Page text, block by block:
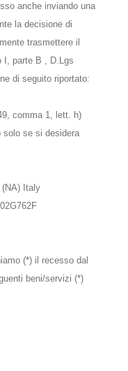
anche inviando una
la decisione di
trasmettere il
I, parte B , D.Lgs
di seguito riportato:
comma 1, lett. h)
solo se si desidera
(NA) Italy
(*) il recesso dal
beni/servizi (*)